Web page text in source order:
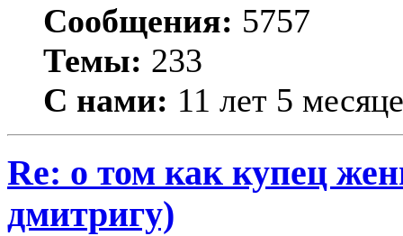
Сообщения: 5757
Темы: 233
С нами: 11 лет 5
Re: о том как купец
дмитригу)